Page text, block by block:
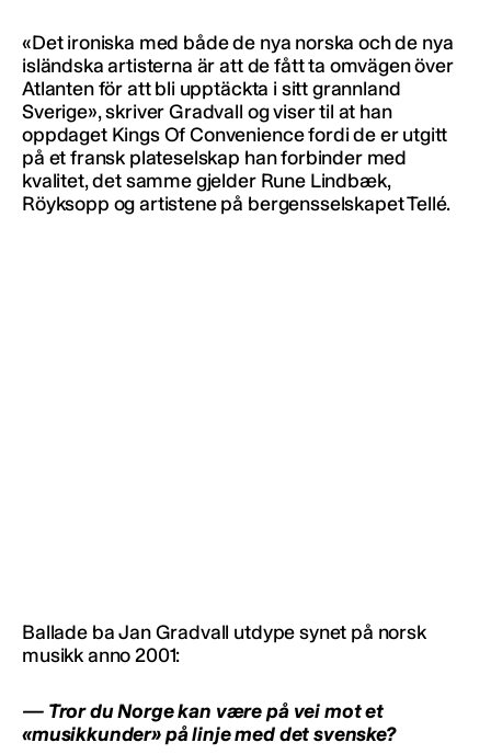
«Det ironiska med både de nya norska och de nya
isländska artisterna är att de fått ta omvägen över
Atlanten för att bli upptäckta i sitt grannland
Sverige», skriver Gradvall og viser til at han
oppdaget Kings Of Convenience fordi de er utgitt
på et fransk plateselskap han forbinder med
kvalitet, det samme gjelder Rune Lindbæk,
Röyksopp og artistene på bergensselskapet Tellé.
Ballade ba Jan Gradvall utdype synet på norsk
musikk anno 2001:
— Tror du Norge kan være på vei mot et
«musikkunder» på linje med det svenske?